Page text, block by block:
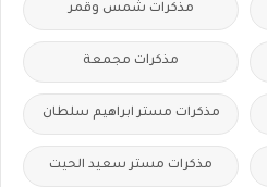
مذكرات شمس وقمر
مذكرات مجمعة
مذكرات مستر ابراهيم سلطان
مذكرات مستر سعيد الحيت